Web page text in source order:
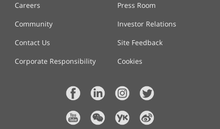
Careers
Community
Contact Us
Corporate Responsibility
Press Room
Investor Relations
Site Feedback
Cookies